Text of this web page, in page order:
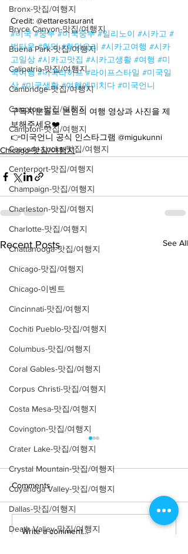
Bronx-맛집/여행지
Bryce Canyon-맛집/여행지
Buena Park-맛집/여행지
Calipatria-맛집/여행지
Cambridge-맛집/여행지
Campton-맛집/여행지
Campton-맛집/여행지
Cascade Locks-맛집/여행지
Centerport-맛집/여행지
Champaign-맛집/여행지
Charleston-맛집/여행지
Charlotte-맛집/여행지
Chattanooga-맛집/여행지
Chicago-맛집/여행지
Chicago-이벤트
Cincinnati-맛집/여행지
Cochiti Pueblo-맛집/여행지
Columbus-맛집/여행지
Coral Gables-맛집/여행지
Corpus Christi-맛집/여행지
Costa Mesa-맛집/여행지
Covington-맛집/여행지
Crater Lake-맛집/여행지
Crystal Mountain-맛집/여행지
Cuyahoga Valley-맛집/여행지
Dallas-맛집/여행지
Death Valley-맛집/여행지
Credit: @ettarestaurant
#미국 #중부 #미국중부 #일리노이 #시카고 #
벅타운 #화덕 #화덕요리 #시카고여행 #시카
고일상 #시카고맛집 #시카고생활 #여행 #미
국여행 #미국라이프 #라이프스타일 #미국일
상 #미국생활 #여행에미치다 #미국언니
구독자분들도 본인의 여행 영상과 사진을 제
보해주세요❤️
👉미국언니 공식 인스타그램 @migukunni
Chicago-맛집/여행지
Recent Posts See All
[여행지/일리노이 Chicago/
Comments
Write a comment...